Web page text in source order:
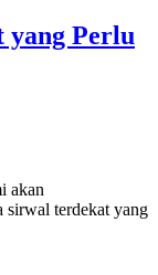
yang Perlu
akan
sirwal terdekat yang